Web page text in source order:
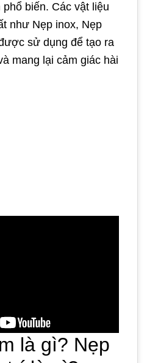
biến. Các vật liệu
như Nẹp inox, Nẹp
sử dụng để tạo ra
mang lại cảm giác hài
là gì? Nẹp